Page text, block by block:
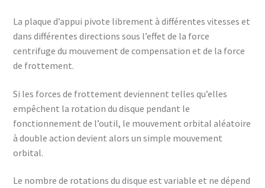
La plaque d’appui pivote librement à différentes vitesses et
dans différentes directions sous l’effet de la force
centrifuge du mouvement de compensation et de la force
de frottement.
Si les forces de frottement deviennent telles qu’elles
empêchent la rotation du disque pendant le
fonctionnement de l’outil, le mouvement orbital aléatoire
à double action devient alors un simple mouvement
orbital.
Le nombre de rotations du disque est variable et ne dépend